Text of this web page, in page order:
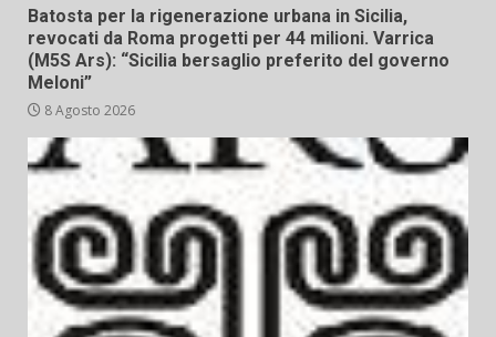
Batosta per la rigenerazione urbana in Sicilia,
revocati da Roma progetti per 44 milioni. Varrica
(M5S Ars): “Sicilia bersaglio preferito del governo
Meloni”
8 Agosto 2026